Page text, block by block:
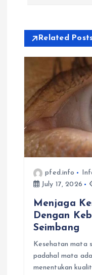
n
a
g
a
Related
pfed.info
July 17, 2026
Menjaga
Dengan
Seimbang
Kesehatan mata
padahal mata
menentukan